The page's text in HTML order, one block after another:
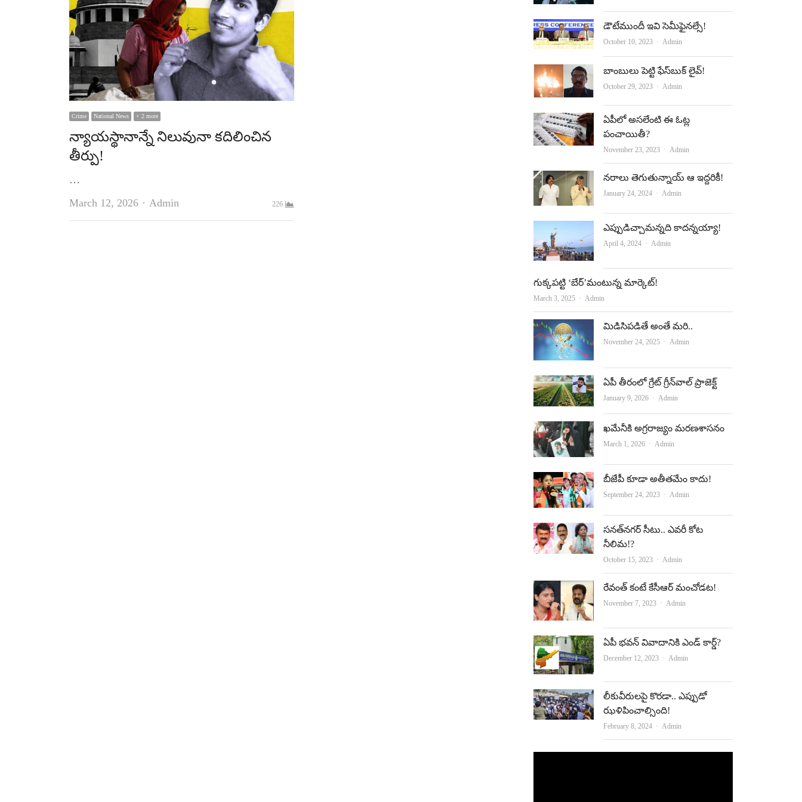
Crime National News + 2 more
న్యాయస్థానాన్నే నిలువునా కదిలించిన
తీర్పు!
…
March 12, 2026
Author
Admin 226
o
k
e
డౌటేముందీ ఇవి సెమీఫైనల్సే!
October 10, 2023 Author
Admin
బాంబులు పెట్టి ఫేస్‌బుక్‌ లైవ్‌!
October 29, 2023 Author
Admin
ఏపీలో అసలేంటి ఈ ఓట్ల
పంచాయితీ?
November 23, 2023 Author
Admin
నరాలు తెగుతున్నాయ్‌ ఆ ఇద్దరికీ!
January 24, 2024 Author
Admin
ఎప్పుడిచ్చామన్నది కాదన్నయ్యా!
April 4, 2024 Author
Admin
గుక్కపట్టి ‘బేర్‌’మంటున్న మార్కెట్‌!
March 3, 2025 Author
Admin
మిడిసిపడితే అంతే మరి..
November 24, 2025 Author
Admin
ఏపీ తీరంలో గ్రేట్‌ గ్రీన్‌వాల్‌ ప్రాజెక్ట్‌
January 9, 2026 Author
Admin
ఖమేనీకి అగ్రరాజ్యం మరణశాసనం
March 1, 2026 Author
Admin
బీజేపీ కూడా అతీతమేం కాదు!
September 24, 2023 Author
Admin
సనత్‌నగర్‌ సీటు.. ఎవరీ కోట
నీలిమ!?
October 15, 2023 Author
Admin
రేవంత్‌ కంటే కేసీఆర్‌ మంచోడట!
November 7, 2023 Author
Admin
ఏపీ భవన్‌ వివాదానికి ఎండ్‌ కార్డ్‌?
December 12, 2023 Author
Admin
లీకువీరుల‌పై కొర‌డా.. ఎప్పుడో
ఝళిపించాల్సింది!
February 8, 2024 Author
Admin